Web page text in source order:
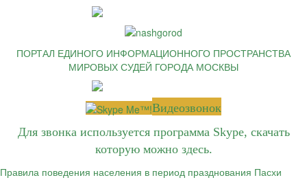
ПОРТАЛ ЕДИНОГО ИНФОРМАЦИОННОГО ПРОСТРАНСТВА
МИРОВЫХ СУДЕЙ ГОРОДА МОСКВЫ
Видеозвонок
Для звонка используется программа Skype, скачать
которую можно здесь.
Правила поведения населения в период празднования Пасхи